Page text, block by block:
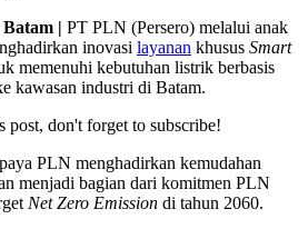
| PT PLN (Persero) melalui anak
inovasi layanan khusus Smart
memenuhi kebutuhan listrik berbasis
kawasan industri di Batam.
don't forget to subscribe!
PLN menghadirkan kemudahan
menjadi bagian dari komitmen PLN
Net Zero Emission di tahun 2060.